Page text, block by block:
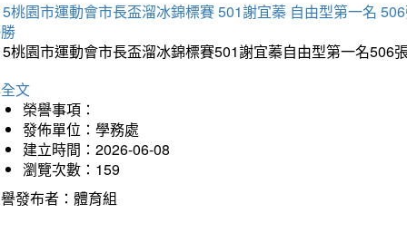
桃園市運動會市長盃溜冰錦標賽 501謝宜蓁 自由型第一名
桃園市運動會市長盃溜冰錦標賽501謝宜蓁自由型第一名
文
榮譽事項：
發佈單位：學務處
建立時間：2026-06-08
瀏覽次數：159
發布者：體育組